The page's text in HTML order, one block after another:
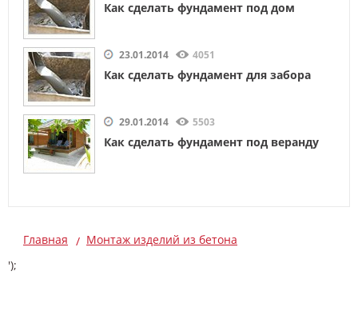
Как сделать фундамент под дом
23.01.2014 4051
Как сделать фундамент для забора
29.01.2014 5503
Как сделать фундамент под веранду
Главная
Монтаж изделий из бетона
');